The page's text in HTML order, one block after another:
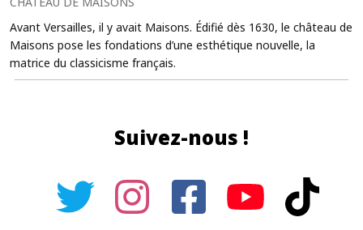
Avant Versailles, il y avait Maisons. Édifié dès 1630, le château de
Maisons pose les fondations d’une esthétique nouvelle, la
matrice du classicisme français.
Suivez-nous !